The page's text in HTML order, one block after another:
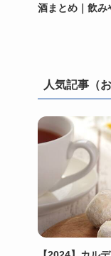
酒まとめ｜飲み
人気記事（お